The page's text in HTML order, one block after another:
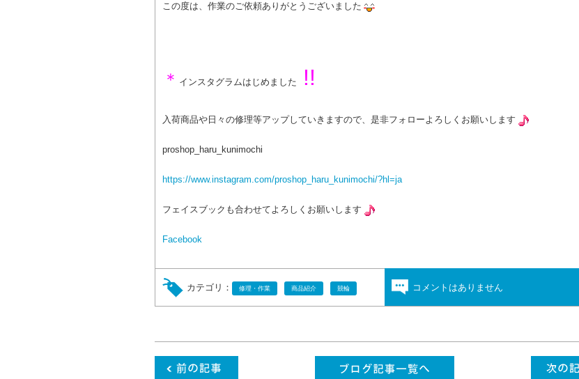
この度は、作業のご依頼ありがとうございました
＊ インスタグラムはじめました !!
入荷商品や日々の修理等アップしていきますので、是非フォローよろしくお願いします
proshop_haru_kunimochi
https://www.instagram.com/proshop_haru_kunimochi/?hl=ja
フェイスブックも合わせてよろしくお願いします
Facebook
カテゴリ： 修理・作業 商品紹介 競輪 コメントはありません